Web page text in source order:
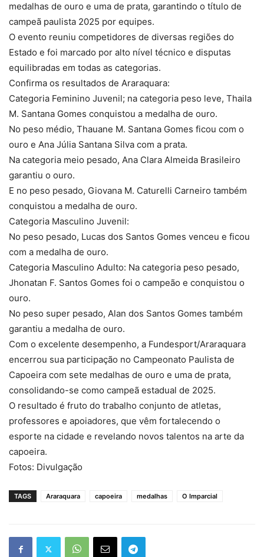
medalhas de ouro e uma de prata, garantindo o título de
campeã paulista 2025 por equipes.
O evento reuniu competidores de diversas regiões do
Estado e foi marcado por alto nível técnico e disputas
equilibradas em todas as categorias.
Confirma os resultados de Araraquara:
Categoria Feminino Juvenil; na categoria peso leve, Thaila
M. Santana Gomes conquistou a medalha de ouro.
No peso médio, Thauane M. Santana Gomes ficou com o
ouro e Ana Júlia Santana Silva com a prata.
Na categoria meio pesado, Ana Clara Almeida Brasileiro
garantiu o ouro.
E no peso pesado, Giovana M. Caturelli Carneiro também
conquistou a medalha de ouro.
Categoria Masculino Juvenil:
No peso pesado, Lucas dos Santos Gomes venceu e ficou
com a medalha de ouro.
Categoria Masculino Adulto: Na categoria peso pesado,
Jhonatan F. Santos Gomes foi o campeão e conquistou o
ouro.
No peso super pesado, Alan dos Santos Gomes também
garantiu a medalha de ouro.
Com o excelente desempenho, a Fundesport/Araraquara
encerrou sua participação no Campeonato Paulista de
Capoeira com sete medalhas de ouro e uma de prata,
consolidando-se como campeã estadual de 2025.
O resultado é fruto do trabalho conjunto de atletas,
professores e apoiadores, que vêm fortalecendo o
esporte na cidade e revelando novos talentos na arte da
capoeira.
Fotos: Divulgação
TAGS Araraquara capoeira medalhas O Imparcial